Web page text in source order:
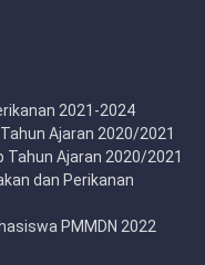
2021-2024
Ajaran 2020/2021
Tahun Ajaran 2020/2021
dan Perikanan
PMMDN 2022